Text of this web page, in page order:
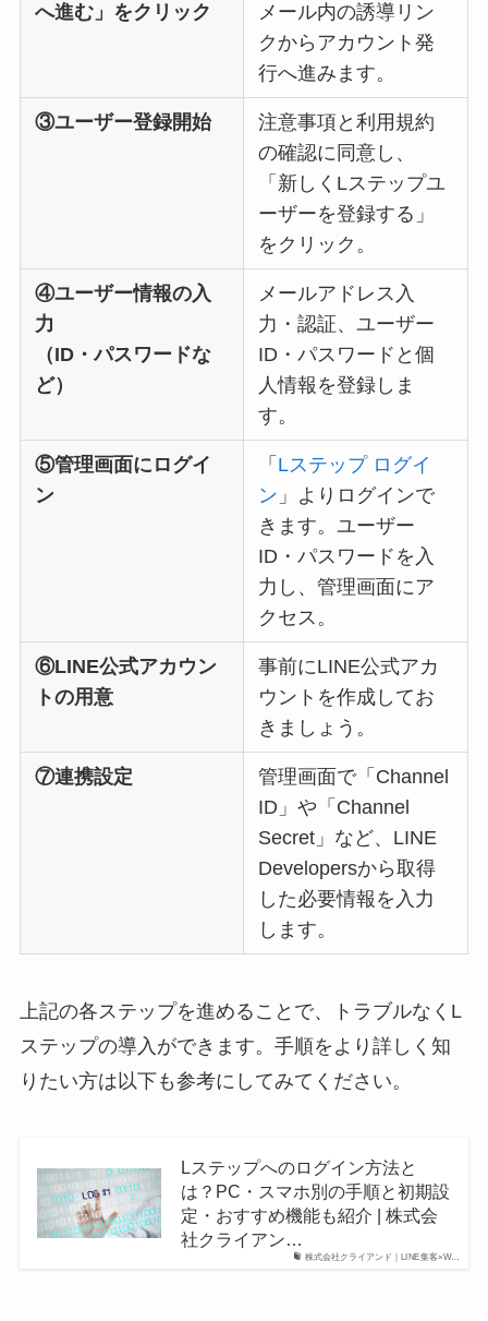
へ進む」をクリック
メール内の誘導リン
クからアカウント発
行へ進みます。
③ユーザー登録開始
注意事項と利用規約
の確認に同意し、
「新しくLステップユ
ーザーを登録する」
をクリック。
④ユーザー情報の入
力
（ID・パスワードな
ど）
メールアドレス入
力・認証、ユーザー
ID・パスワードと個
人情報を登録しま
す。
⑤管理画面にログイ
ン
「 Lステップ ログイ
ン 」よりログインで
きます。ユーザー
ID・パスワードを入
力し、管理画面にア
クセス。
⑥LINE公式アカウン
トの用意
事前にLINE公式アカ
ウントを作成してお
きましょう。
⑦連携設定
管理画面で「Channel
ID」や「Channel
Secret」など、LINE
Developersから取得
した必要情報を入力
します。
上記の各ステップを進めることで、トラブルなくL
ステップの導入ができます。手順をより詳しく知
りたい方は以下も参考にしてみてください。
株式会社クライアンド｜LINE集客×W…
Lステップへのログイン方法と
は？PC・スマホ別の手順と初期設
定・おすすめ機能も紹介 | 株式会
社クライアン…